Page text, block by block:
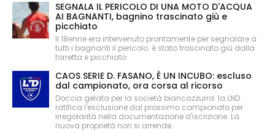
SEGNALA IL PERICOLO DI UNA MOTO D'ACQUA
AI BAGNANTI, bagnino trascinato giù e
picchiato
Il 18enne era intervenuto prontamente per segnalare a
tutti i bagnanti il pericolo: è stato trascinato giù dalla
torretta e picchiato
CAOS SERIE D. FASANO, È UN INCUBO: escluso
dal campionato, ora corsa al ricorso
Doccia gelata per la società biancazzurra: la LND
ratifica l'esclusione dal prossimo campionato per
irregolarità nella documentazione d'iscrizione. La
nuova proprietà non si arrende.